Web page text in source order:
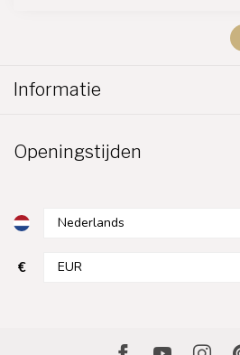
Informatie
Openingstijden
€